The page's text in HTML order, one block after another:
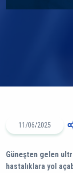
11/06/2025
Güneşten gelen
hastalıklara yol